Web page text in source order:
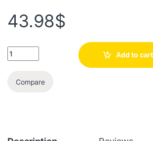
43.98$
Add to cart
Compare